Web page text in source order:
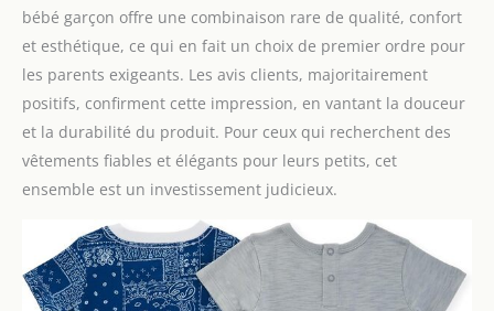
bébé garçon offre une combinaison rare de qualité, confort
et esthétique, ce qui en fait un choix de premier ordre pour
les parents exigeants. Les avis clients, majoritairement
positifs, confirment cette impression, en vantant la douceur
et la durabilité du produit. Pour ceux qui recherchent des
vêtements fiables et élégants pour leurs petits, cet
ensemble est un investissement judicieux.